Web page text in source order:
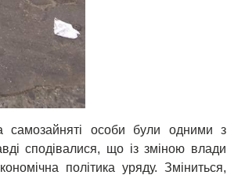
та самозайняті особи були одними з
сподівалися, що із зміною влади
політика уряду. Зміниться,